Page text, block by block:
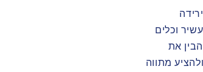
וכלים
את
מתווה